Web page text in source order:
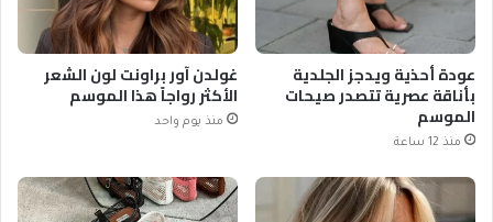
عودة أحذية ويدجز الجلدية
بأناقة عصرية تتصدر صيحات
الموسم
منذ 12 ساعة
غولدن آور براونت لون الشعر
الأكثر رواجاً هذا الموسم
منذ يوم واحد